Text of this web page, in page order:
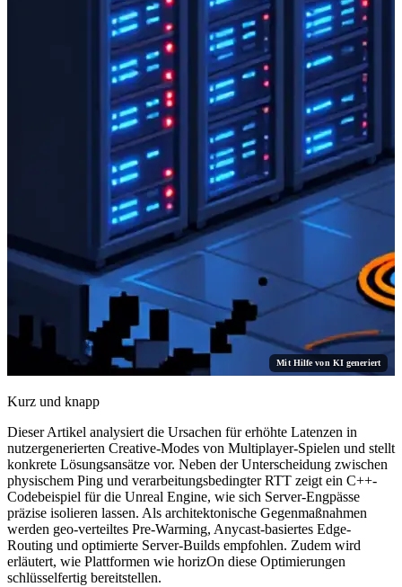
Mit Hilfe von KI generiert
Kurz und knapp
Dieser Artikel analysiert die Ursachen für erhöhte Latenzen in
nutzergenerierten Creative-Modes von Multiplayer-Spielen und stellt
konkrete Lösungsansätze vor. Neben der Unterscheidung zwischen
physischem Ping und verarbeitungsbedingter RTT zeigt ein C++-
Codebeispiel für die Unreal Engine, wie sich Server-Engpässe
präzise isolieren lassen. Als architektonische Gegenmaßnahmen
werden geo-verteiltes Pre-Warming, Anycast-basiertes Edge-
Routing und optimierte Server-Builds empfohlen. Zudem wird
erläutert, wie Plattformen wie horizOn diese Optimierungen
schlüsselfertig bereitstellen.